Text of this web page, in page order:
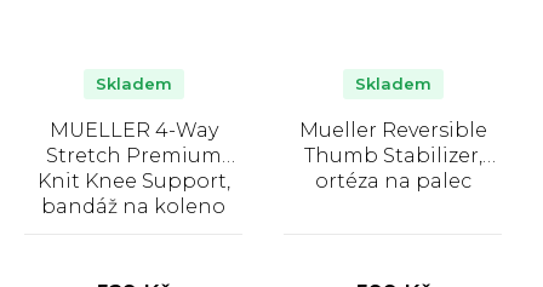
MUELLER 4-Way
Stretch Premium
Knit Knee Support,
bandáž na koleno
produktu
Skladem
Mueller Reversible
Thumb Stabilizer,
ortéza na palec
produktu
Skladem